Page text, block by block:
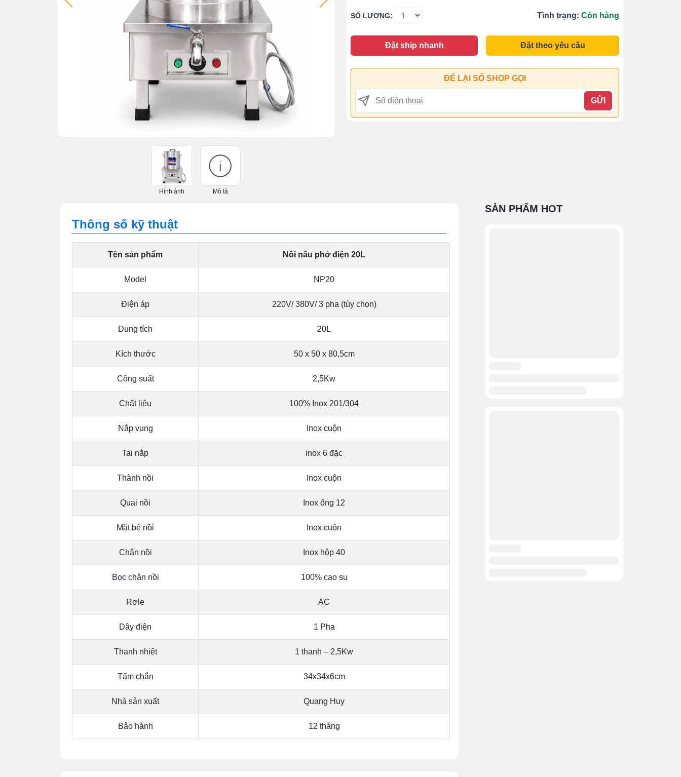
Hình ảnh Mô tả
SỐ LƯỢNG: Tình trạng: Còn hàng
Đặt ship nhanh Đặt theo yêu cầu
ĐỂ LẠI SỐ SHOP GỌI
GỬI
Thông số kỹ thuật
Tên sản phẩm Nồi nấu phở điện 20L
Model NP20
Điện áp 220V/ 380V/ 3 pha (tùy chọn)
Dung tích 20L
Kích thước 50 x 50 x 80,5cm
Công suất 2,5Kw
Chất liệu 100% Inox 201/304
Nắp vung Inox cuộn
Tai nắp inox 6 đặc
Thành nồi Inox cuộn
Quai nồi Inox ống 12
Mặt bệ nồi Inox cuộn
Chân nồi Inox hộp 40
Bọc chân nồi 100% cao su
Rơle AC
Dây điện 1 Pha
Thanh nhiệt 1 thanh – 2,5Kw
Tấm chắn 34x34x6cm
Nhà sản xuất Quang Huy
Bảo hành 12 tháng
SẢN PHẨM HOT